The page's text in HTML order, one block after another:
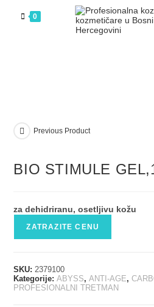
0
Previous Product
BIO STIMULE
za dehidriranu, osetljivu kožu
ZATRAZITE CENU
SKU:2379100
Kategorije:ABYSS,ANTI-AGE,
PROFESIONALNI TRETMAN